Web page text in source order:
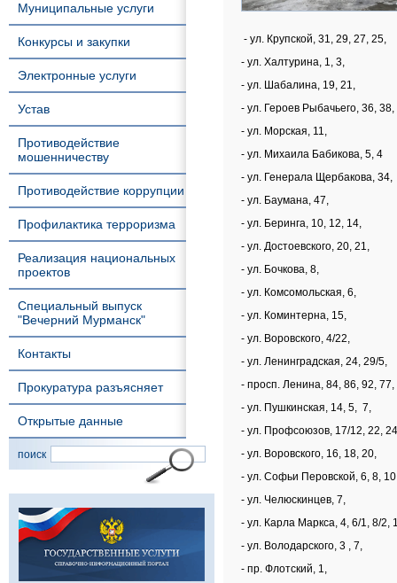
Муниципальные услуги
Конкурсы и закупки
Электронные услуги
Устав
Противодействие
мошенничеству
Противодействие коррупции
Профилактика терроризма
Реализация национальных
проектов
Специальный выпуск
"Вечерний Мурманск"
Контакты
Прокуратура разъясняет
Открытые данные
поиск
- ул. Крупской, 31, 29, 27, 25,
- ул. Халтурина, 1, 3,
- ул. Шабалина, 19, 21,
- ул. Героев Рыбачьего, 36, 38,
- ул. Морская, 11,
- ул. Михаила Бабикова, 5, 4
- ул. Генерала Щербакова, 34,
- ул. Баумана, 47,
- ул. Беринга, 10, 12, 14,
- ул. Достоевского, 20, 21,
- ул. Бочкова, 8,
- ул. Комсомольская, 6,
- ул. Коминтерна, 15,
- ул. Воровского, 4/22,
- ул. Ленинградская, 24, 29/5,
- просп. Ленина, 84, 86, 92, 77,
- ул. Пушкинская, 14, 5, 7,
- ул. Профсоюзов, 17/12, 22,
- ул. Воровского, 16, 18, 20,
- ул. Софьи Перовской, 6, 8,
- ул. Челюскинцев, 7,
- ул. Карла Маркса, 4, 6/1, 8/2,
- ул. Володарского, 3 , 7,
- пр. Флотский, 1,